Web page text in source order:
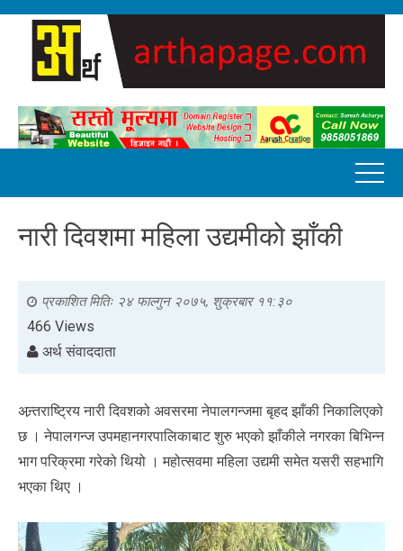
नारी दिवशमा महिला उद्यमीको झाँकी
प्रकाशित मितिः २४ फाल्गुन २०७५, शुक्रबार ११:३०
466 Views
अर्थ संवाददाता
अन्र्तराष्ट्रिय नारी दिवशको अवसरमा नेपालगन्जमा बृहद झाँकी निकालिएको
छ । नेपालगन्ज उपमहानगरपालिकाबाट शुरु भएको झाँकीले नगरका बिभिन्न
भाग परिक्रमा गरेको थियो । महोत्सवमा महिला उद्यमी समेत यसरी सहभागि
भएका थिए ।